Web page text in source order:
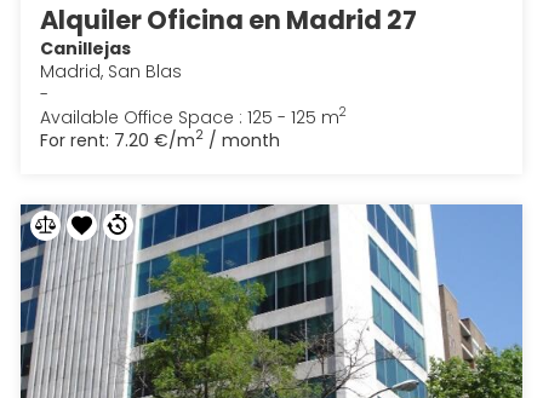
Alquiler Oficina en Madrid 27
Canillejas
Madrid, San Blas
-
Available Office Space : 125 - 125 m2
For rent: 7.20 €/m2 / month